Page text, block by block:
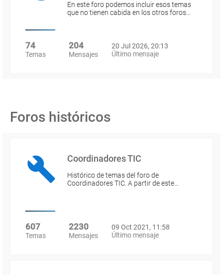
En este foro podemos incluir esos temas
que no tienen cabida en los otros foros…
74
Temas
204
Mensajes
20 Jul 2026, 20:13
Último mensaje
Foros históricos
Coordinadores TIC
Histórico de temas del foro de
Coordinadores TIC. A partir de este…
607
Temas
2230
Mensajes
09 Oct 2021, 11:58
Último mensaje